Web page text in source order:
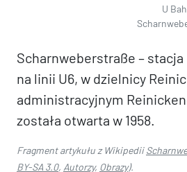
U
Scharnweberstraße –
na linii U6, w dzielnicy
administracyjnym
została otwarta w 1958.
Fragment artykułu z Wikipedii
BY-SA 3.0, Autorzy, Obrazy).